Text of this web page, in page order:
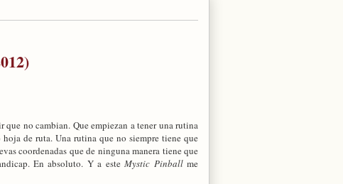
que no cambian. Que empiezan a tener una rutina
de ruta. Una rutina que no siempre tiene que
coordenadas que de ninguna manera tiene que
En absoluto. Y a esteMystic Pinballme